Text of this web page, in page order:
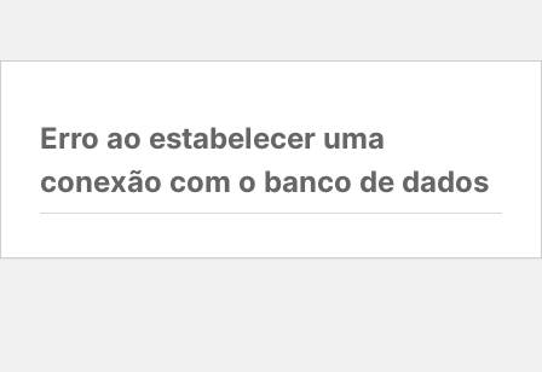
Erro ao estabelecer uma
conexão com o banco de dados